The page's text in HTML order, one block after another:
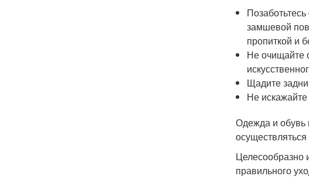
замшевой
пропиткой и
Не очищайте
Щадите
Не
Одежда и обувь
Целесообразно
правильного